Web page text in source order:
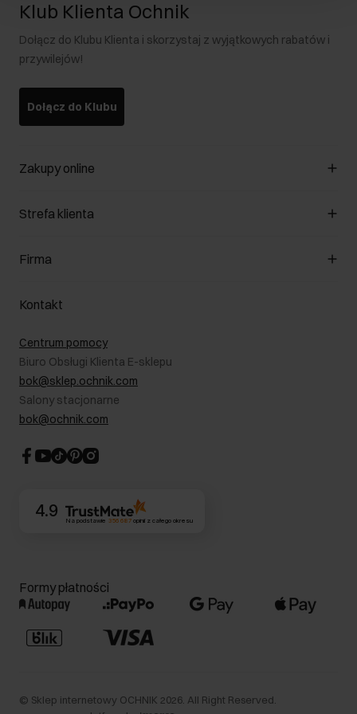
Klub Klienta Ochnik
Dołącz do Klubu Klienta i skorzystaj z wyjątkowych rabatów i
przywilejów!
Dołącz do Klubu
Zakupy online
Zarządzaj cookies
Formy płatności
Jak dokonać zwrotu?
Strefa klienta
Klub Klienta
Zwróć produkty
W podróży
Karta podarunkowa
Bezpieczne zakupy
Blog
Firma
O nas
Salony
B2B - Sprzedaż dla firm
RODO- Polityka prywatności
Informacje prawne
Dla akcjonariuszy
CSR
Kontakt
Centrum pomocy
Biuro Obsługi Klienta E-sklepu
bok@sklep.ochnik.com
Salony stacjonarne
bok@ochnik.com
4.9
Na podstawie 356 687opinii z całego okresu
Formy płatności
© Sklep internetowy OCHNIK 2026 . All Right Reserved.